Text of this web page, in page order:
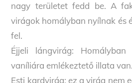
nagy területet fedd be. A
virágok homályban nyílnak és
fel.
Éjjeli lángvirág:
vaníliára emlékeztető illata van.
Esti kardvirág: ez a virág nem